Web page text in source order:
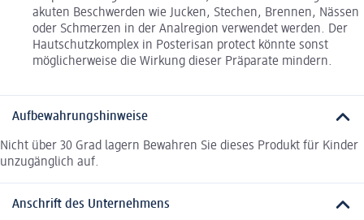
akuten Beschwerden wie Jucken, Stechen, Brennen, Nässen
oder Schmerzen in der Analregion verwendet werden. Der
Hautschutzkomplex in Posterisan protect könnte sonst
möglicherweise die Wirkung dieser Präparate mindern.
Aufbewahrungshinweise
Nicht über 30 Grad lagern Bewahren Sie dieses Produkt für Kinder
unzugänglich auf.
Anschrift des Unternehmens